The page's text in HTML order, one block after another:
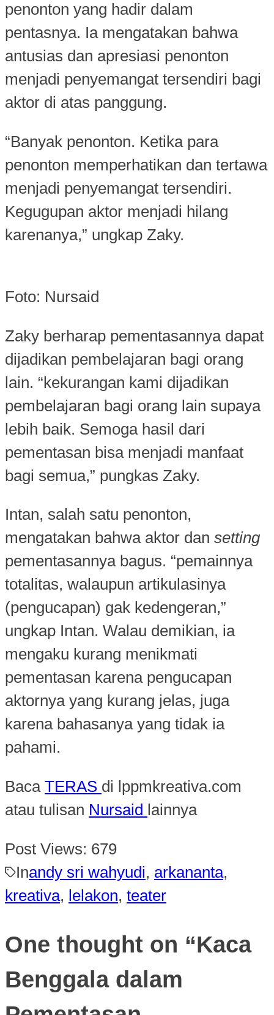
penonton yang hadir dalam
pentasnya. Ia mengatakan bahwa
antusias dan apresiasi penonton
menjadi penyemangat tersendiri bagi
aktor di atas panggung.
“Banyak penonton. Ketika para
penonton memperhatikan dan tertawa
menjadi penyemangat tersendiri.
Kegugupan aktor menjadi hilang
karenanya,” ungkap Zaky.
Foto: Nursaid
Zaky berharap pementasannya dapat
dijadikan pembelajaran bagi orang
lain. “kekurangan kami dijadikan
pembelajaran bagi orang lain supaya
lebih baik. Semoga hasil dari
pementasan bisa menjadi manfaat
bagi semua,” pungkas Zaky.
Intan, salah satu penonton,
mengatakan bahwa aktor dan setting
pementasannya bagus. “pemainnya
totalitas, walaupun artikulasinya
(pengucapan) gak kedengeran,”
ungkap Intan. Walau demikian, ia
mengaku kurang menikmati
pementasan karena pengucapan
aktornya yang kurang jelas, juga
karena bahasanya yang tidak ia
pahami.
Baca TERAS di lppmkreativa.com
atau tulisan Nursaid lainnya
Post Views: 679
Inandy sri wahyudi, arkananta,
kreativa, lelakon, teater
One thought on “Kaca
Benggala dalam